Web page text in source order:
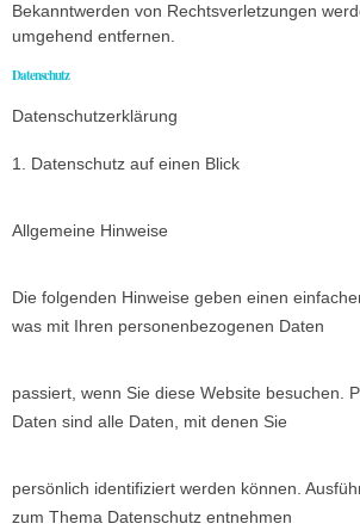
Bekanntwerden von Rechtsverletzungen
umgehend entfernen.
Datenschutz
Datenschutzerklärung
1. Datenschutz auf einen Blick
Allgemeine Hinweise
Die folgenden Hinweise geben einen
was mit Ihren personenbezogenen Daten
passiert, wenn Sie diese Website besuchen.
Daten sind alle Daten, mit denen Sie
persönlich identifiziert werden können.
zum Thema Datenschutz entnehmen